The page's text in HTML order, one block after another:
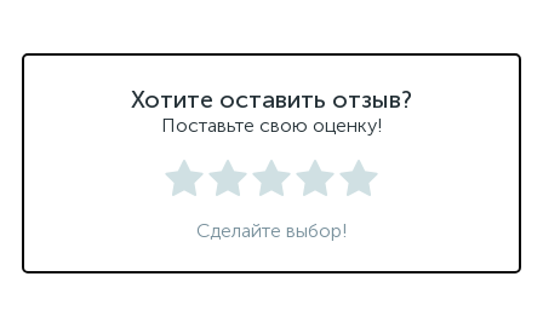
Хотите оставить отзыв?
Поставьте свою оценку!
Сделайте выбор!